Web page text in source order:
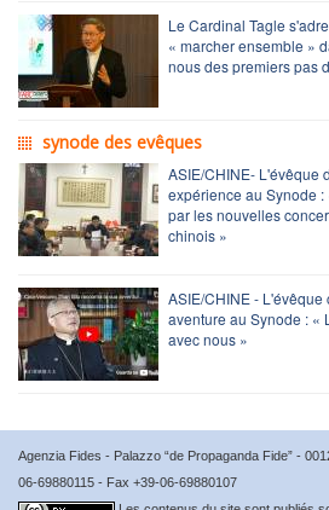
Le Cardinal Tagle
« marcher ensemble »
nous des premiers pas
synode des evêques
ASIE/CHINE- L'évêque
expérience au Synode
par les nouvelles
chinois »
ASIE/CHINE -
aventure au Synode : «
avec nous »
Agenzia Fides - Palazzo “de Propaganda Fide” -
06-69880115 - Fax +39-06-69880107